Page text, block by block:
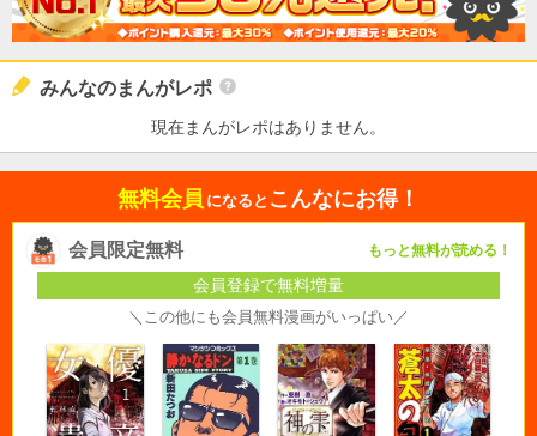
みんなのまんがレポ
現在まんがレポはありません。
無料会員 になると こんなにお得！
会員限定無料 もっと無料が読める！
会員登録で無料増量
＼この他にも会員無料漫画がいっぱい／